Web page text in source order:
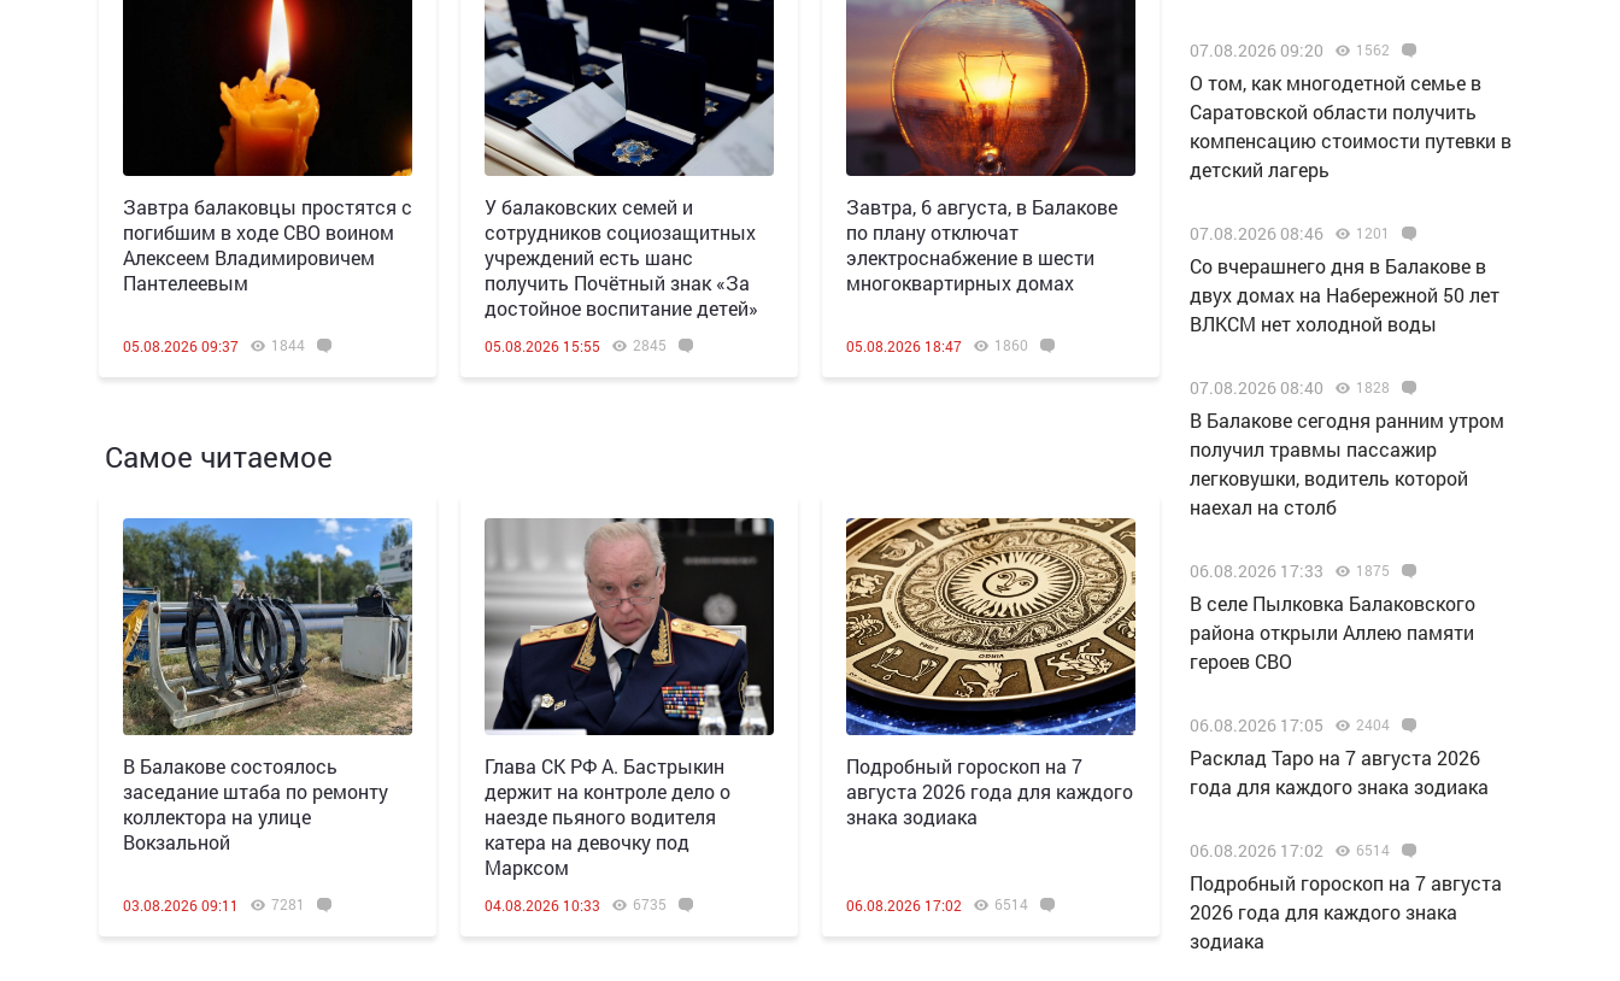
Завтра балаковцы простятся с
погибшим в ходе СВО воином
Алексеем Владимировичем
Пантелеевым
05.08.2026 09:37 1844
У балаковских семей и
сотрудников социозащитных
учреждений есть шанс
получить Почётный знак «За
достойное воспитание детей»
05.08.2026 15:55 2845
Завтра, 6 августа, в Балакове
по плану отключат
электроснабжение в шести
многоквартирных домах
05.08.2026 18:47 1860
Самое читаемое
В Балакове состоялось
заседание штаба по ремонту
коллектора на улице
Вокзальной
03.08.2026 09:11 7281
Глава СК РФ А. Бастрыкин
держит на контроле дело о
наезде пьяного водителя
катера на девочку под
Марксом
04.08.2026 10:33 6735
Подробный гороскоп на 7
августа 2026 года для каждого
знака зодиака
06.08.2026 17:02 6514
07.08.2026 09:20 1562
О том, как многодетной семье в
Саратовской области получить
компенсацию стоимости путевки в
детский лагерь
07.08.2026 08:46 1201
Со вчерашнего дня в Балакове в
двух домах на Набережной 50 лет
ВЛКСМ нет холодной воды
07.08.2026 08:40 1828
В Балакове сегодня ранним утром
получил травмы пассажир
легковушки, водитель которой
наехал на столб
06.08.2026 17:33 1875
В селе Пылковка Балаковского
района открыли Аллею памяти
героев СВО
06.08.2026 17:05 2404
Расклад Таро на 7 августа 2026
года для каждого знака зодиака
06.08.2026 17:02 6514
Подробный гороскоп на 7 августа
2026 года для каждого знака
зодиака